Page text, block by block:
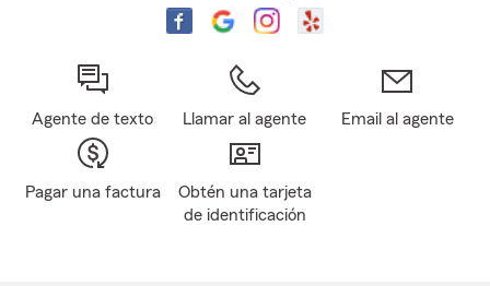
Agente de texto Llamar al agente Email al agente
Pagar una factura
Obtén una tarjeta
de identificación